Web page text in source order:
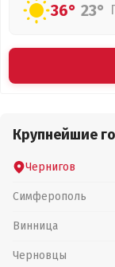
36° 23°
Крупнейшие
Чернигов
Симферополь
Винница
Черновцы